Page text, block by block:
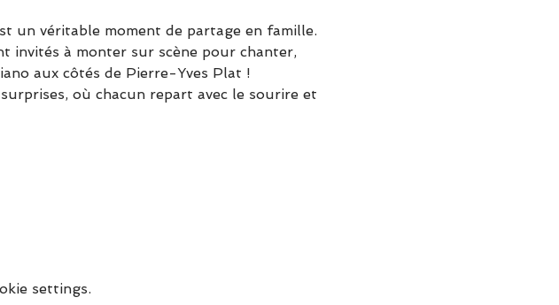
un véritable moment de partage en famille.
invités à monter sur scène pour chanter,
aux côtés de Pierre-Yves Plat !
où chacun repart avec le sourire et
settings.